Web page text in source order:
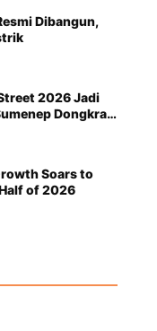
Dibangun,
2026 Jadi
Dongkrak
Soars to
of 2026